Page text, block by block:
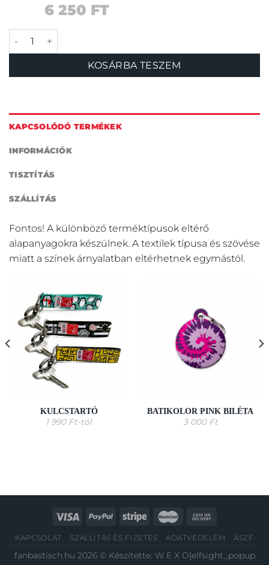
6 250 FT
Batikolor pink póráz mennyiség
KOSÁRBA TESZEM
KAPCSOLÓDÓ TERMÉKEK
INFORMÁCIÓK
TISZTÍTÁS
SZÁLLÍTÁS
Fontos! A különböző terméktípusok eltérő
alapanyagokra készülnek. A textilek típusa és szövése
miatt a színek árnyalatban eltérhetnek egymástól.
KULCSTARTÓ
1 990 Ft-tól
BATIKOLOR PINK BILÉTA
3 000 Ft
KAPCSOLAT SZÁLLÍTÁS ÉS FIZETÉS ADATVÉDELEM ÁSZF
fanbastisch.hu 2026 © Készítette: W E X O[elfsight_popup